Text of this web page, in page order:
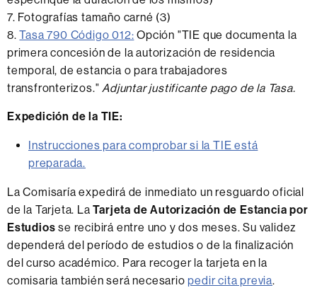
7. Fotografías tamaño carné (3)
8.Tasa 790 Código 012: Opción "TIE que documenta la
primera concesión de la autorización de residencia
temporal, de estancia o para trabajadores
transfronterizos." Adjuntar justificante pago de la Tasa.
Expedición de la TIE:
Instrucciones para comprobar si la TIE está
preparada.
La Comisaría expedirá de inmediato un resguardo oficial
de la Tarjeta. LaTarjeta de Autorización de Estancia por
Estudios se recibirá entre uno y dos meses. Su validez
dependerá del período de estudios o de la finalización
del curso académico. Para recoger la tarjeta en la
comisaria también será necesariopedir cita previa.